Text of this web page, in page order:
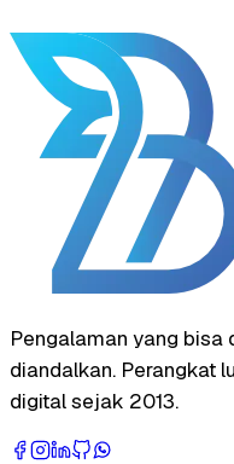
Pengalaman yang bisa
diandalkan. Perangkat
digital sejak 2013.